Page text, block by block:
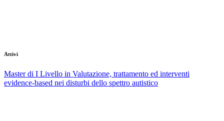
Attivi
Master di I Livello in Valutazione, trattamento ed interventi
evidence-based nei disturbi dello spettro autistico